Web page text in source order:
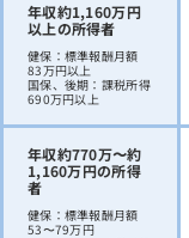
年収約1,160万円
以上の所得者
健保：標準報酬月額
83万円以上
国保、後期：課税所得
690万円以上
年収約770万〜約
1,160万円の所得
者
健保：標準報酬月額
53〜79万円